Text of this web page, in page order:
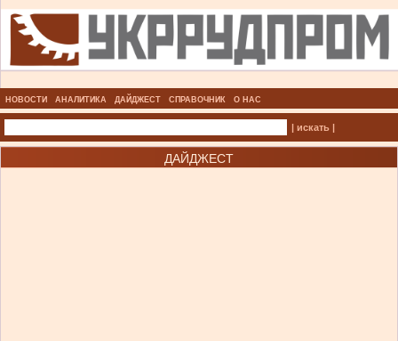
НОВОСТИ АНАЛИТИКА ДАЙДЖЕСТ СПРАВОЧНИК О НАС
| искать |
ДАЙДЖЕСТ